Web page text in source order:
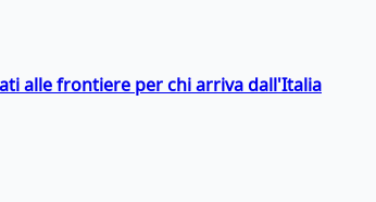
alle frontiere per chi arriva dall'Italia